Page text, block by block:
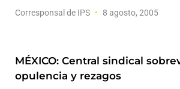
Corresponsal de IPS 8 agosto, 2005
MÉXICO: Central sindical
opulencia y rezagos